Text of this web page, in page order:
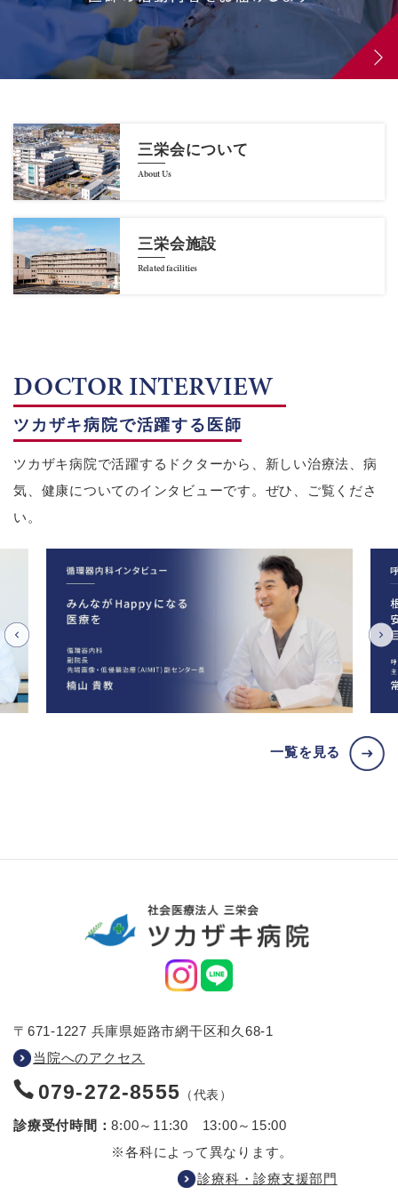
三栄会について
About Us
三栄会施設
Related facilities
DOCTOR INTERVIEW
ツカザキ病院で活躍する医師
ツカザキ病院で活躍するドクターから、新しい治療法、病
気、健康についてのインタビューです。ぜひ、ご覧くださ
い。
一覧を見る
〒671-1227 兵庫県姫路市網干区和久68-1
当院へのアクセス
079-272-8555 （代表）
診療受付時間：8:00～11:30 13:00～15:00
※各科によって異なります。
診療科・診療支援部門